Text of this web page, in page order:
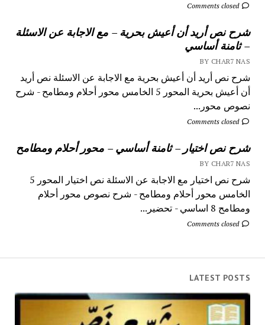
Comments closed
شرح نص أريد أن أعيش بحرية – مع الاجابة عن الاسئلة
– ثامنة أساسي
BY CHAR7 NAS
شرح نص أريد أن أعيش بحرية مع الاجابة عن الاسئلة نص أريد
أن أعيش بحرية المحور 5 الخامس محور أحلام ومطامح - شرح
نصوص محور...
Comments closed
شرح نص اختيار – ثامنة أساسي – محور أحلام ومطامح
BY CHAR7 NAS
شرح نص اختيار مع الاجابة عن الاسئلة نص اختيار المحور 5
الخامس محور أحلام ومطامح - شرح نصوص محور أحلام
ومطامح 8 اساسي - تحضير...
Comments closed
LATEST POSTS